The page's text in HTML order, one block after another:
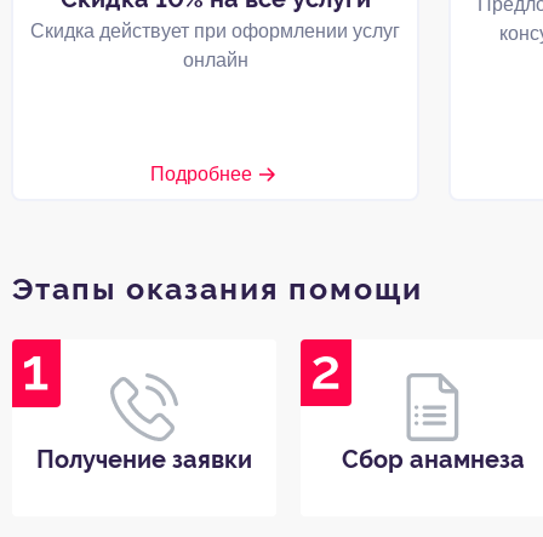
Скидка действует при оформлении услуг
онлайн
Подробнее
Этапы оказания помощи
Получение заявки Сбор анамнеза